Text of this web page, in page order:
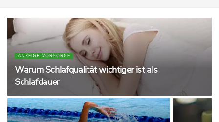
ANZEIGE-VORSORGE
Warum Schlafqualität wichtiger ist als
Schlafdauer